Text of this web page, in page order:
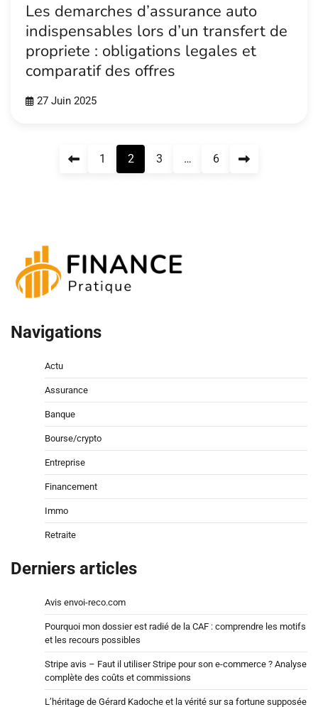
Les demarches d’assurance auto
indispensables lors d’un transfert de
propriete : obligations legales et
comparatif des offres
27 Juin 2025
Pagination
1 2 3 … 6
Navigations
Actu
Assurance
Banque
Bourse/crypto
Entreprise
Financement
Immo
Retraite
Derniers articles
Avis envoi-reco.com
Pourquoi mon dossier est radié de la CAF : comprendre les motifs
et les recours possibles
Stripe avis – Faut il utiliser Stripe pour son e-commerce ? Analyse
complète des coûts et commissions
L’héritage de Gérard Kadoche et la vérité sur sa fortune supposée